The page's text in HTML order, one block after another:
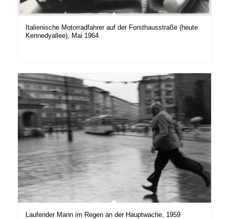
Italienische Motorradfahrer auf der Forsthausstraße (heute
Kennedyallee), Mai 1964
Laufender Mann im Regen an der Hauptwache, 1959